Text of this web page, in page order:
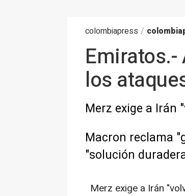
colombiapress /
Emiratos.-
los
Merz exige a Irán
Macron reclama
"solución
Merz exige a Irán